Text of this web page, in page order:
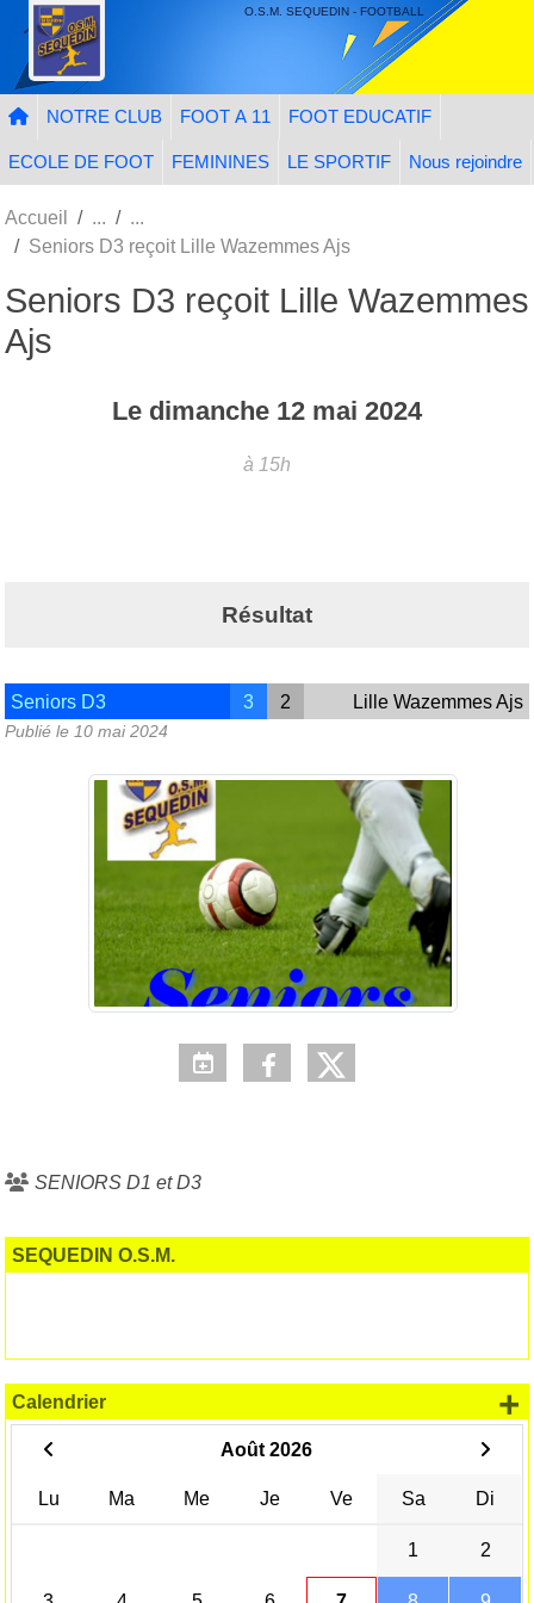
O.S.M. SEQUEDIN - FOOTBALL
NOTRE CLUB FOOT A 11 FOOT EDUCATIF
ECOLE DE FOOT FEMININES LE SPORTIF Nous rejoindre
Accueil
Seniors D3 reçoit Lille Wazemmes Ajs
Seniors D3 reçoit Lille Wazemmes
Ajs
Le dimanche 12 mai 2024
à 15h
Résultat
Seniors D3 3 2 Lille Wazemmes Ajs
Publié le 10 mai 2024
SENIORS D1 et D3
SEQUEDIN O.S.M.
Calendrier
Août 2026
Lu Ma Me Je Ve Sa Di
1 2
+
Panneau de gestion des cookies